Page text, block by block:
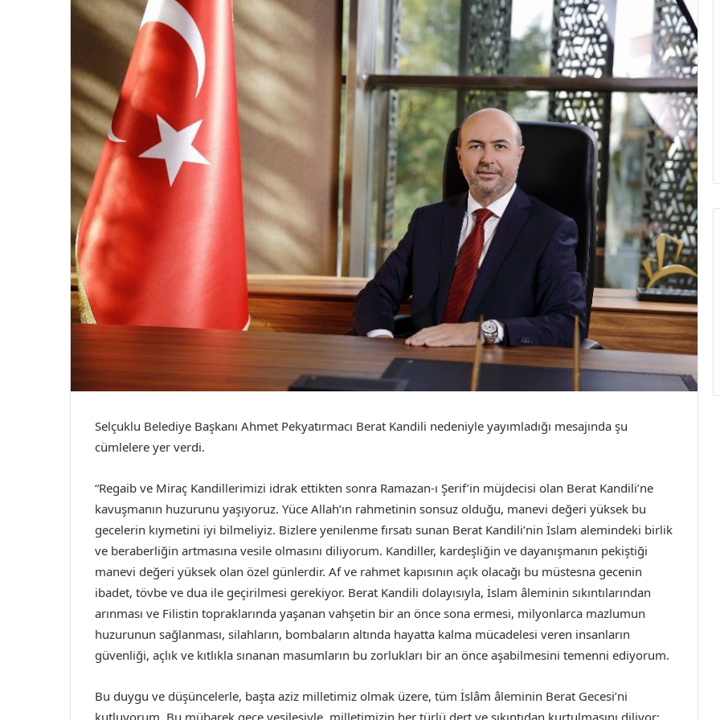
Selçuklu Belediye Başkanı Ahmet Pekyatırmacı Berat Kandili nedeniyle yayımladığı mesajında şu
cümlelere yer verdi.
“Regaib ve Miraç Kandillerimizi idrak ettikten sonra Ramazan-ı Şerif’in müjdecisi olan Berat Kandili’ne
kavuşmanın huzurunu yaşıyoruz. Yüce Allah’ın rahmetinin sonsuz olduğu, manevi değeri yüksek bu
gecelerin kıymetini iyi bilmeliyiz. Bizlere yenilenme fırsatı sunan Berat Kandili’nin İslam alemindeki birlik
ve beraberliğin artmasına vesile olmasını diliyorum. Kandiller, kardeşliğin ve dayanışmanın pekiştiği
manevi değeri yüksek olan özel günlerdir. Af ve rahmet kapısının açık olacağı bu müstesna gecenin
ibadet, tövbe ve dua ile geçirilmesi gerekiyor. Berat Kandili dolayısıyla, İslam âleminin sıkıntılarından
arınması ve Filistin topraklarında yaşanan vahşetin bir an önce sona ermesi, milyonlarca mazlumun
huzurunun sağlanması, silahların, bombaların altında hayatta kalma mücadelesi veren insanların
güvenliği, açlık ve kıtlıkla sınanan masumların bu zorlukları bir an önce aşabilmesini temenni ediyorum.
Bu duygu ve düşüncelerle, başta aziz milletimiz olmak üzere, tüm İslâm âleminin Berat Gecesi’ni